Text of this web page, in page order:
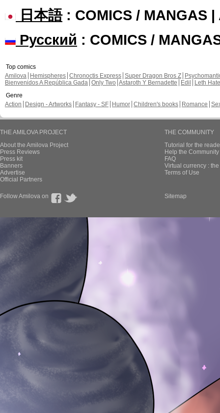
日本語: COMICS / MANGAS |
Русский : COMICS /
Top comics
Amilova
Hemispheres Chronoctis Express Super Dragon Bros Z
Bienvenidos A República Gada Only Two Astaroth Y Bernadette Edil
Leth Hate
Genre
Action
Design - Artworks Fantasy - SF Humor Children's books Romance
THE AMILOVA PROJECT
About the Amilova Project
Press Reviews
Press kit
Banners
Advertise
Official Partners
THE COMMUNITY
Tutorial for the
Help the
FAQ
Virtual currency :
Terms of Use
Follow Amilova on Sitemap